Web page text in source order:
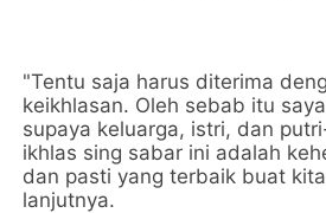
"Tentu saja harus diterima
keikhlasan. Oleh sebab itu
supaya keluarga, istri, dan
ikhlas sing sabar ini adalah
dan pasti yang terbaik buat
lanjutnya.